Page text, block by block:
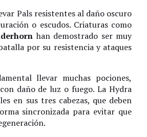
Pals resistentes al daño oscuro
o escudos. Criaturas como
han demostrado ser muy
por su resistencia y ataques
llevar muchas pociones,
daño de luz o fuego. La Hydra
en sus tres cabezas, que deben
sincronizada para evitar que